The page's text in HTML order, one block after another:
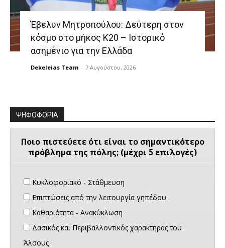
Έβελυν Μητροπούλου: Δεύτερη στον
κόσμο στο μήκος Κ20 – Ιστορικό
ασημένιο για την Ελλάδα
Dekeleias Team - 7 Αυγούστου, 2026
ΨΗΦΟΦΟΡΙΑ
Ποιο πιστεύετε ότι είναι το σημαντικότερο
πρόβλημα της πόλης; (μέχρι 5 επιλογές)
Κυκλοφοριακό - Στάθμευση
Επιπτώσεις από την λειτουργία γηπέδου
Καθαριότητα - Ανακύκλωση
Δασικός και Περιβαλλοντικός χαρακτήρας του
Άλσους